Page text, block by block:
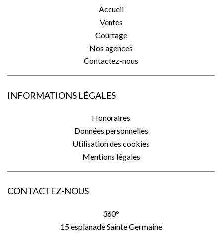
Accueil
Ventes
Courtage
Nos agences
Contactez-nous
INFORMATIONS LÉGALES
Honoraires
Données personnelles
Utilisation des cookies
Mentions légales
CONTACTEZ-NOUS
360°
15 esplanade Sainte Germaine